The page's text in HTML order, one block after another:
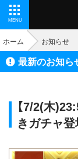
MENU
ホーム お知らせ
最新のお知ら
【7/2(木
きガチャ登